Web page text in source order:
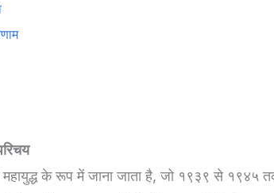
महायुद्ध के रूप में जाना जाता है, जो १९३९ से